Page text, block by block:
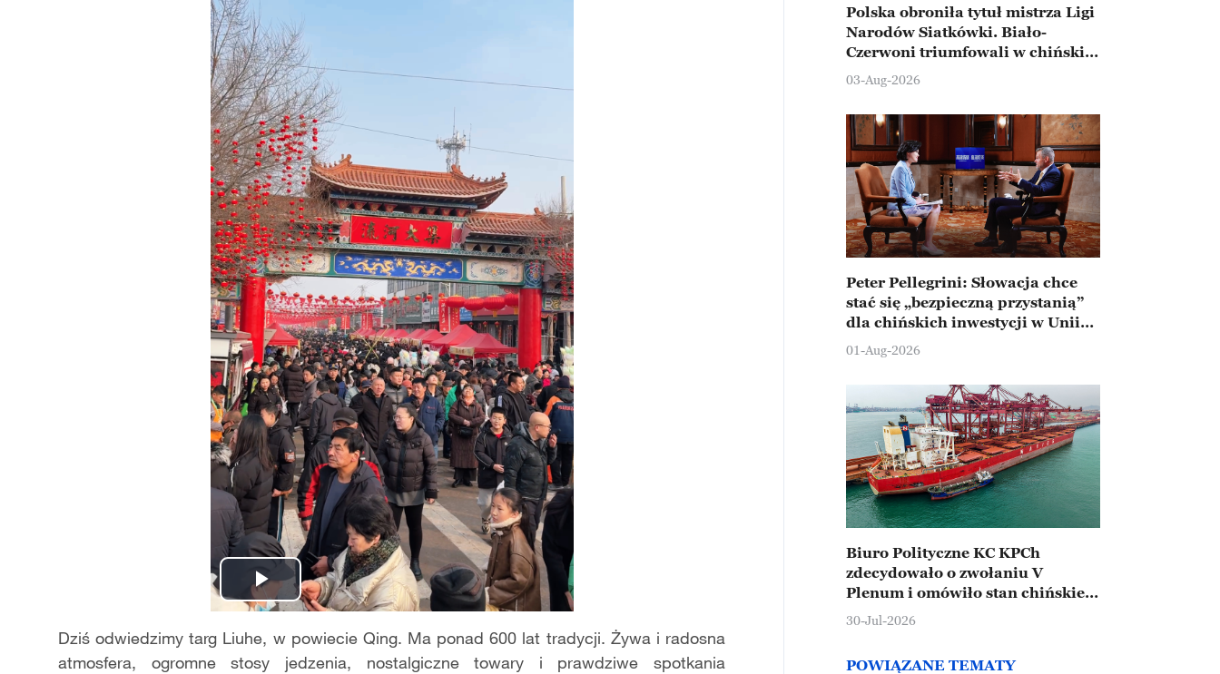
Play
Video
Dziś odwiedzimy targ Liuhe, w powiecie Qing. Ma ponad 600 lat tradycji. Żywa i radosna
atmosfera, ogromne stosy jedzenia, nostalgiczne towary i prawdziwe spotkania
Polska obroniła tytuł mistrza Ligi
Narodów Siatkówki. Biało-
Czerwoni triumfowali w chińskim
Ningbo
03-Aug-2026
Peter Pellegrini: Słowacja chce
stać się „bezpieczną przystanią”
dla chińskich inwestycji w Unii
Europejskiej
01-Aug-2026
Biuro Polityczne KC KPCh
zdecydowało o zwołaniu V
Plenum i omówiło stan chińskiej
gospodarki
30-Jul-2026
POWIĄZANE TEMATY